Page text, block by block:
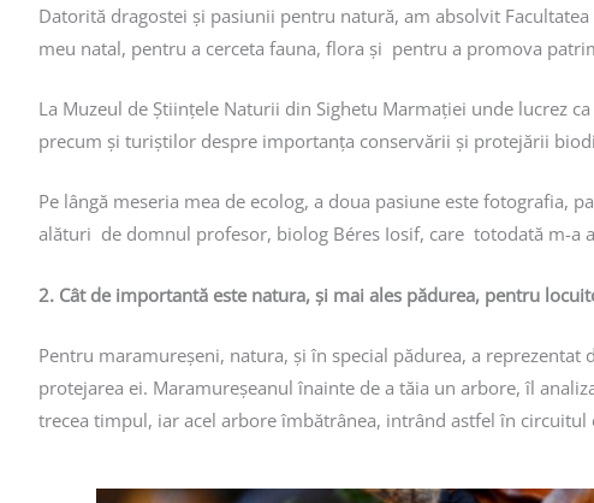
Datorită dragostei și pasiunii pentru natură, am absolvit
meu natal, pentru a cerceta fauna, flora și pentru a promova
La Muzeul de Științele Naturii din Sighetu Marmației unde lucrez
precum și turiștilor despre importanța conservării și protejării
Pe lângă meseria mea de ecolog, a doua pasiune este fotografia,
alături de domnul profesor, biolog Béres Iosif, care totodată m-a
2. Cât de importantă este natura, și mai ales pădurea, pentru
Pentru maramureșeni, natura, și în special pădurea, a
protejarea ei. Maramureșeanul înainte de a tăia un arbore, îl
trecea timpul, iar acel arbore îmbătrânea, intrând astfel în circuitul